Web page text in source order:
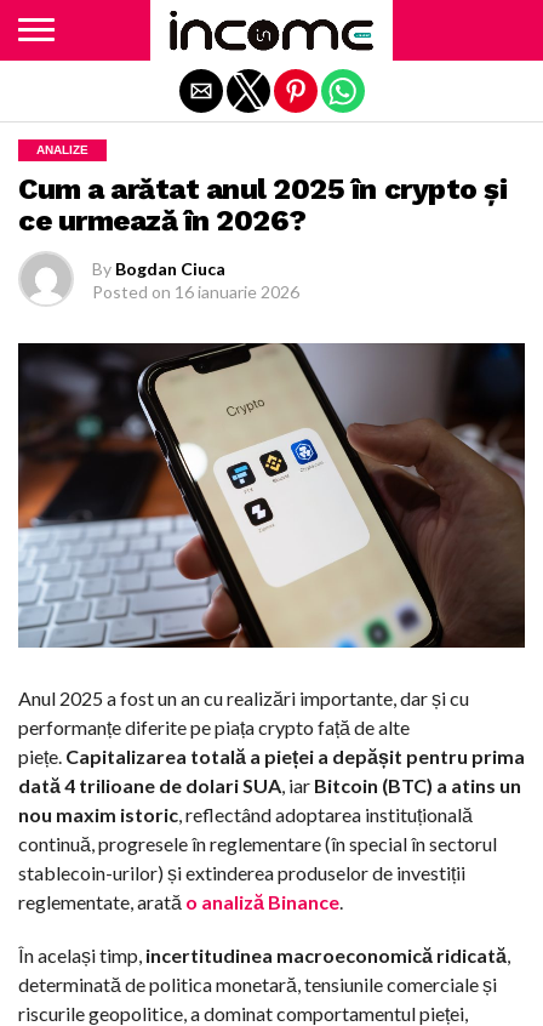
ANALIZE
Cum a arătat anul 2025 în crypto și
ce urmează în 2026?
By Bogdan Ciuca
Posted on 16 ianuarie 2026
Anul 2025 a fost un an cu realizări importante, dar și cu
performanțe diferite pe piața crypto față de alte
piețe. Capitalizarea totală a pieței a depășit pentru prima
dată 4 trilioane de dolari SUA , iar Bitcoin (BTC) a atins un
nou maxim istoric , reflectând adoptarea instituțională
continuă, progresele în reglementare (în special în sectorul
stablecoin-urilor) și extinderea produselor de investiții
reglementate, arată o analiză Binance
În același timp, incertitudinea macroeconomică ridicată
determinată de politica monetară, tensiunile comerciale și
riscurile geopolitice, a dominat comportamentul pieței,
Exit mobile version